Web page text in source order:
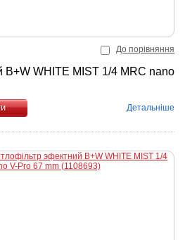
До порівняння
B+W WHITE MIST 1/4 MRC nano
Детальніше